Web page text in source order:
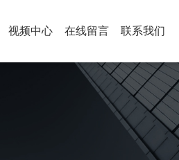
视频中心 在线留言 联系我们